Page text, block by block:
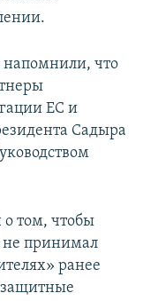
напомнили, что
ЕС и
Садыра
о том, чтобы
не принимал
ранее